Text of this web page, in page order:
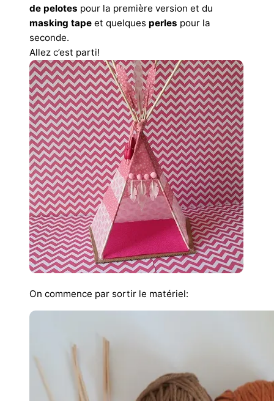
de pelotes pour la première version et du
masking tape et quelques perles pour la
seconde.
Allez c’est parti!
On commence par sortir le matériel: